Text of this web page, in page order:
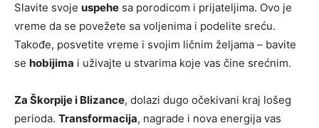
Slavite svoje uspehe sa porodicom i prijateljima. Ovo je
vreme da se povežete sa voljenima i podelite sreću.
Takođe, posvetite vreme i svojim ličnim željama – bavite
se hobijima i uživajte u stvarima koje vas čine srećnim.
Za Škorpije i Blizance, dolazi dugo očekivani kraj lošeg
perioda. Transformacija, nagrade i nova energija vas